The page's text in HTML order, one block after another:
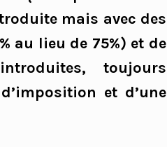
mais avec des
au lieu de 75%) et de
toujours
et d’une